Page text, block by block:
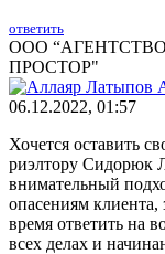
ответить
ООО
ПРОСТОР"
06.12.2022, 01:57
Хочется оставить
риэлтору Сидорюк
внимательный
опасениям клиента,
время ответить на
всех делах и